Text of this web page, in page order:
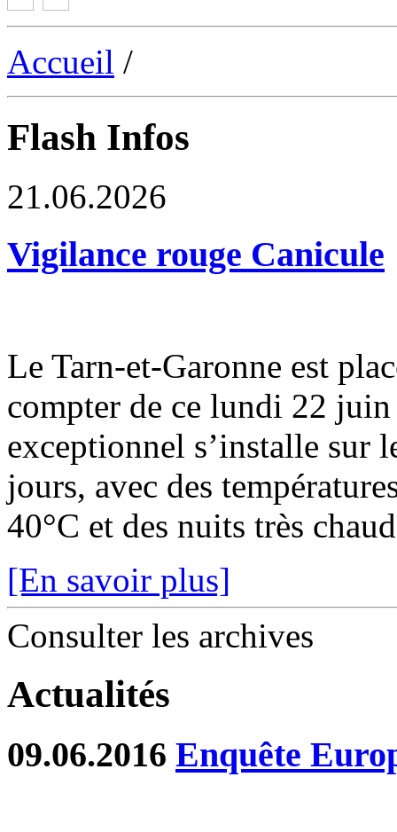
Accueil /
Flash Infos
21.06.2026
Vigilance rouge Canicule
Le Tarn-et-Garonne est
compter de ce lundi 22
exceptionnel s’installe sur
jours, avec des
40°C et des nuits très
[En savoir plus]
Consulter les archives
Actualités
09.06.2016 Enquête